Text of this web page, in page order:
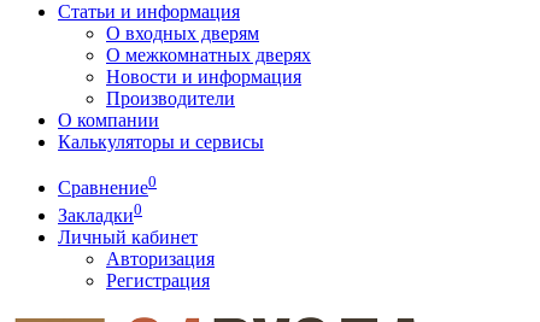
Статьи и информация
О входных дверям
О межкомнатных дверях
Новости и информация
Производители
О компании
Калькуляторы и сервисы
Сравнение0
Закладки0
Личный кабинет
Авторизация
Регистрация